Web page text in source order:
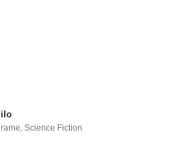
,Science Fiction